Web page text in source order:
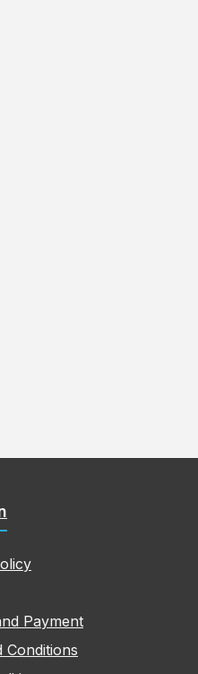
Payment
Conditions